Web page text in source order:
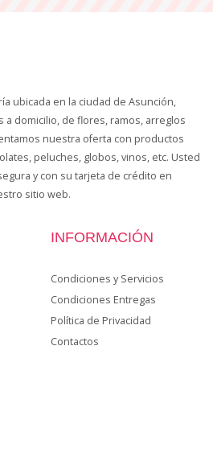
ubicada en la ciudad de Asunción,
a domicilio, de flores, ramos, arreglos
nuestra oferta con productos
peluches, globos, vinos, etc. Usted
y con su tarjeta de crédito en
sitio web.
INFORMACIÓN
Condiciones y Servicios
Condiciones Entregas
Política de Privacidad
Contactos